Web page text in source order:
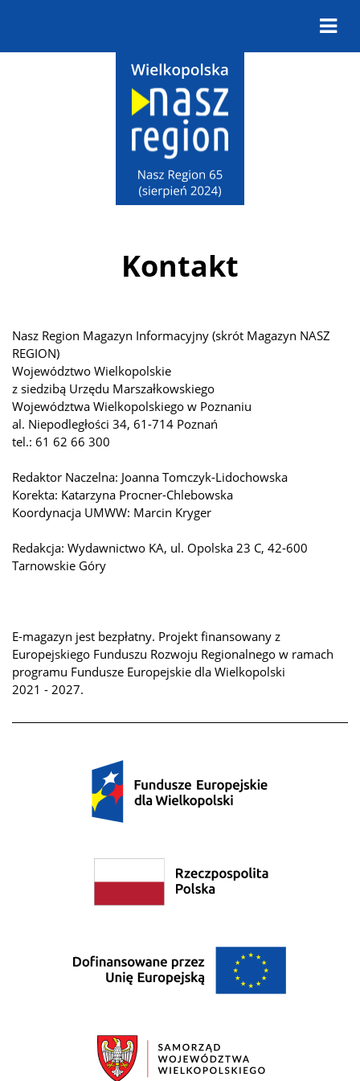
Kontakt
Nasz Region Magazyn Informacyjny (skrót Magazyn NASZ
REGION)
Województwo Wielkopolskie
z siedzibą Urzędu Marszałkowskiego
Województwa Wielkopolskiego w Poznaniu
al. Niepodległości 34, 61-714 Poznań
tel.: 61 62 66 300
Redaktor Naczelna: Joanna Tomczyk-Lidochowska
Korekta: Katarzyna Procner-Chlebowska
Koordynacja UMWW: Marcin Kryger
Redakcja: Wydawnictwo KA, ul. Opolska 23 C, 42-600
Tarnowskie Góry
E-magazyn jest bezpłatny. Projekt finansowany z
Europejskiego Funduszu Rozwoju Regionalnego w ramach
programu Fundusze Europejskie dla Wielkopolski
2021 - 2027.